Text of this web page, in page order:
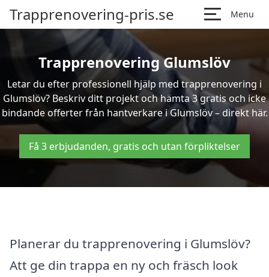
Trapprenovering-pris.se Menu
Trapprenovering Glumslöv
Letar du efter professionell hjälp med trapprenovering i
Glumslöv? Beskriv ditt projekt och hämta 3 gratis och icke
bindande offerter från hantverkare i Glumslöv – direkt här.
Få 3 erbjudanden, gratis och utan förpliktelser
Planerar du trapprenovering i Glumslöv?
Att ge din trappa en ny och fräsch look